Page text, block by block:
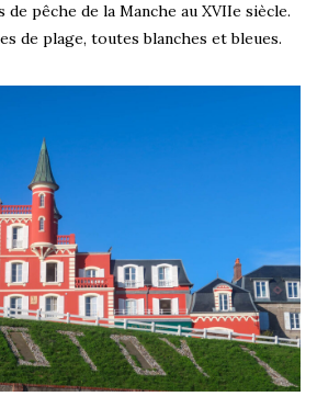
pêche de la Manche au XVIIe siècle.
de plage, toutes blanches et bleues.